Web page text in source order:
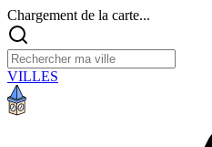
Chargement de la carte...
VILLES